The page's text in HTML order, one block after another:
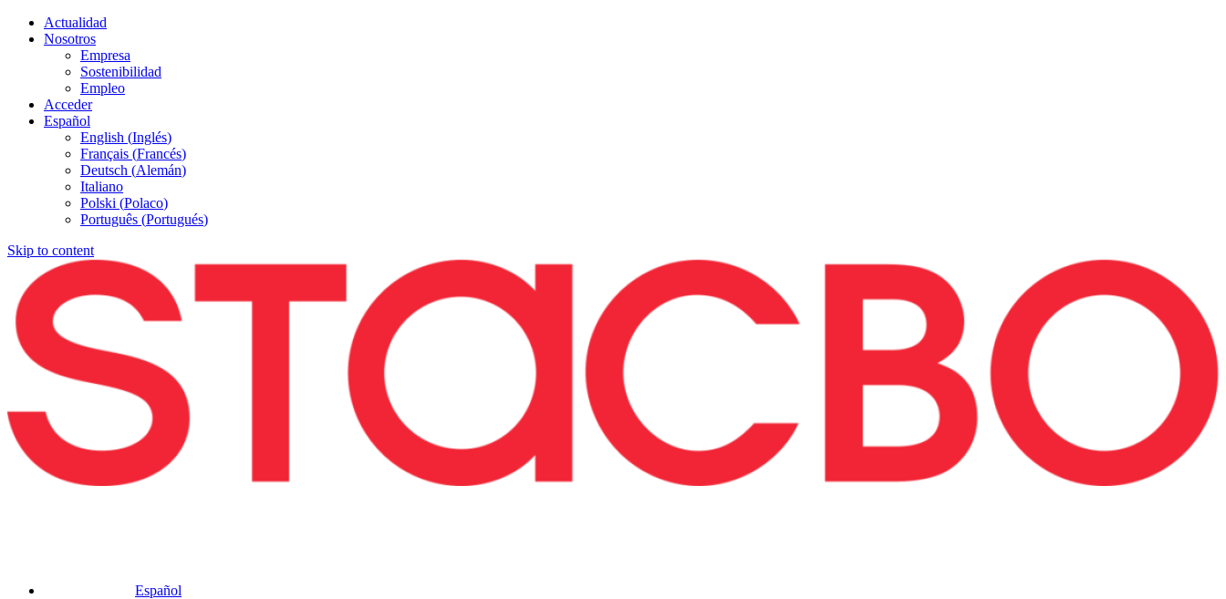
Actualidad
Nosotros
Empresa
Sostenibilidad
Empleo
Acceder
Español
English (Inglés)
Français (Francés)
Deutsch (Alemán)
Italiano
Polski (Polaco)
Português (Portugués)
Skip to content
Español